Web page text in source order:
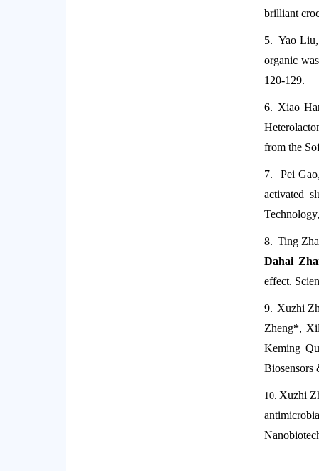
brilliant
5. Yao
organic
120-129.
6. Xiao
from the
7.
Pei
activated
8. Ting
Dahai
effect.
9. Xuzhi
Zheng*,
Keming Qu
Biosensors
10. Xuzhi